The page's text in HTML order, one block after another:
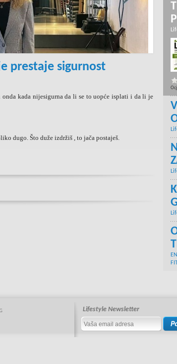
prestaje sigurnost
kada nijesigurna da li se to uopće isplati i da li je
dugo. Što duže izdržiš , to jača postaješ.
Lifestyle Newsletter